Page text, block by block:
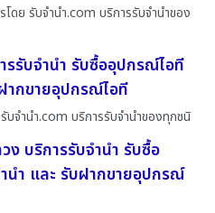
ดย รับจํานํา.com บริการรับจำนำของ
รับจำนำ รับซื้ออุปกรณ์ไอที
ากขายอุปกรณ์ไอที
บจํานํา.com บริการรับจำนำของทุกชนิ
ง บริการรับจำนำ รับซื้อ
นำ และ รับฝากขายอุปกรณ์